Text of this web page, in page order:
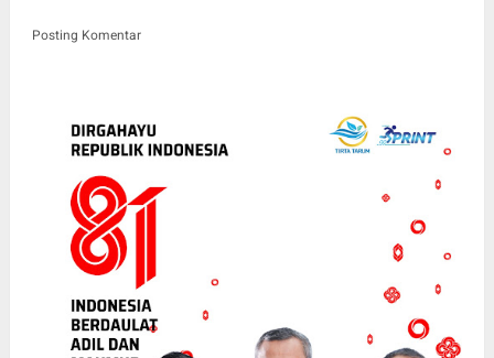
Posting Komentar